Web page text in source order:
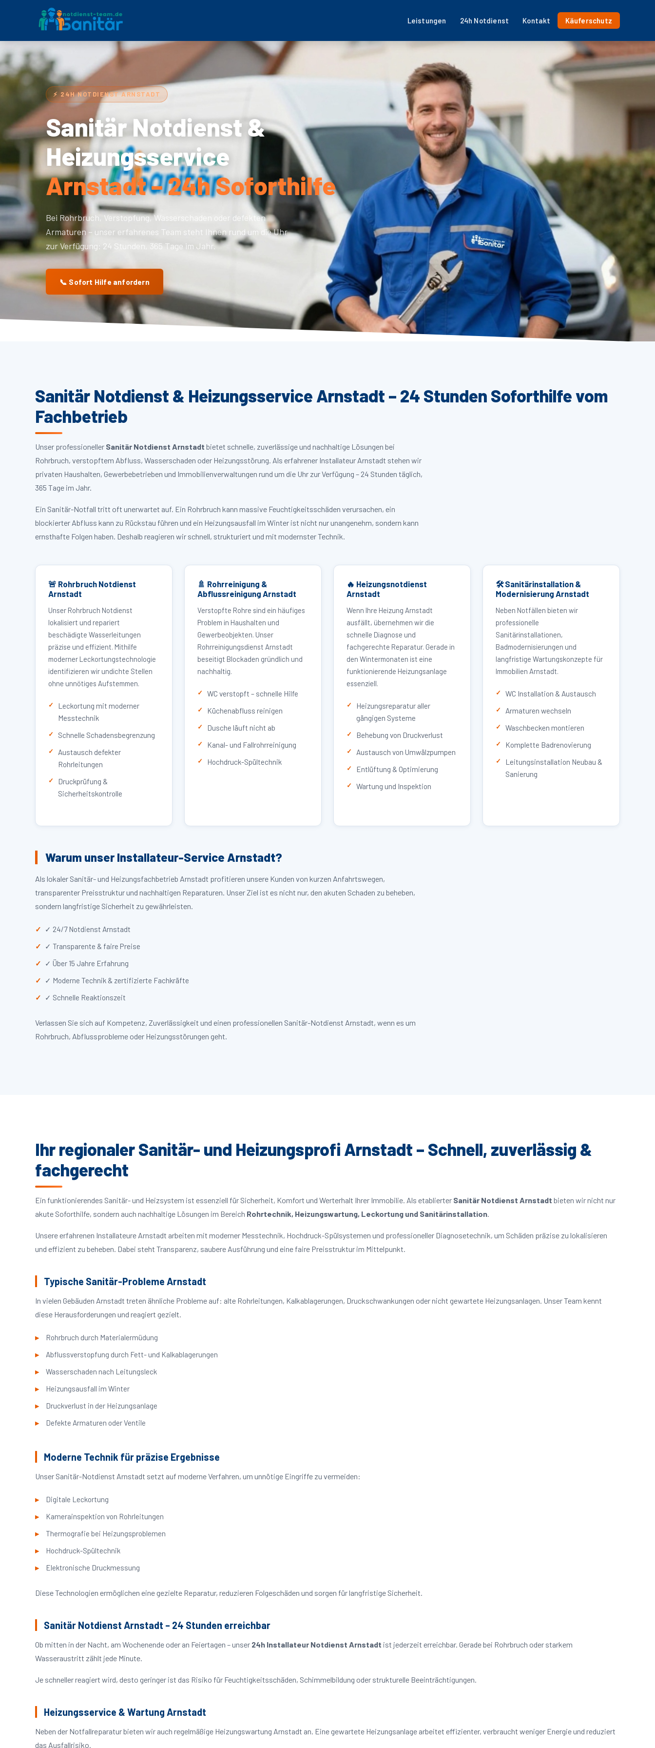
Leistungen 24h Notdienst Kontakt Käuferschutz
⚡ 24H NOTDIENST ARNSTADT
Sanitär Notdienst &
Heizungsservice
Arnstadt – 24h Soforthilfe
Bei Rohrbruch, Verstopfung, Wasserschaden oder defekten
Armaturen – unser erfahrenes Team steht Ihnen rund um die Uhr
zur Verfügung: 24 Stunden, 365 Tage im Jahr.
📞 Sofort Hilfe anfordern
Sanitär Notdienst & Heizungsservice Arnstadt – 24 Stunden Soforthilfe vom
Fachbetrieb
Unser professioneller Sanitär Notdienst Arnstadt bietet schnelle, zuverlässige und nachhaltige Lösungen bei
Rohrbruch, verstopftem Abfluss, Wasserschaden oder Heizungsstörung. Als erfahrener Installateur Arnstadt stehen wir
privaten Haushalten, Gewerbebetrieben und Immobilienverwaltungen rund um die Uhr zur Verfügung – 24 Stunden täglich,
365 Tage im Jahr.
Ein Sanitär-Notfall tritt oft unerwartet auf. Ein Rohrbruch kann massive Feuchtigkeitsschäden verursachen, ein
blockierter Abfluss kann zu Rückstau führen und ein Heizungsausfall im Winter ist nicht nur unangenehm, sondern kann
ernsthafte Folgen haben. Deshalb reagieren wir schnell, strukturiert und mit modernster Technik.
🚨 Rohrbruch Notdienst
Arnstadt
Unser Rohrbruch Notdienst
lokalisiert und repariert
beschädigte Wasserleitungen
präzise und effizient. Mithilfe
moderner Leckortungstechnologie
identifizieren wir undichte Stellen
ohne unnötiges Aufstemmen.
Leckortung mit moderner
Messtechnik
Schnelle Schadensbegrenzung
Austausch defekter
Rohrleitungen
Druckprüfung &
Sicherheitskontrolle
🚿 Rohrreinigung &
Abflussreinigung Arnstadt
Verstopfte Rohre sind ein häufiges
Problem in Haushalten und
Gewerbeobjekten. Unser
Rohrreinigungsdienst Arnstadt
beseitigt Blockaden gründlich und
nachhaltig.
WC verstopft – schnelle Hilfe
Küchenabfluss reinigen
Dusche läuft nicht ab
Kanal- und Fallrohrreinigung
Hochdruck-Spültechnik
🔥 Heizungsnotdienst
Arnstadt
Wenn Ihre Heizung Arnstadt
ausfällt, übernehmen wir die
schnelle Diagnose und
fachgerechte Reparatur. Gerade in
den Wintermonaten ist eine
funktionierende Heizungsanlage
essenziell.
Heizungsreparatur aller
gängigen Systeme
Behebung von Druckverlust
Austausch von Umwälzpumpen
Entlüftung & Optimierung
Wartung und Inspektion
🛠 Sanitärinstallation &
Modernisierung Arnstadt
Neben Notfällen bieten wir
professionelle
Sanitärinstallationen,
Badmodernisierungen und
langfristige Wartungskonzepte für
Immobilien Arnstadt.
WC Installation & Austausch
Armaturen wechseln
Waschbecken montieren
Komplette Badrenovierung
Leitungsinstallation Neubau &
Sanierung
Warum unser Installateur-Service Arnstadt?
Als lokaler Sanitär- und Heizungsfachbetrieb Arnstadt profitieren unsere Kunden von kurzen Anfahrtswegen,
transparenter Preisstruktur und nachhaltigen Reparaturen. Unser Ziel ist es nicht nur, den akuten Schaden zu beheben,
sondern langfristige Sicherheit zu gewährleisten.
✓ 24/7 Notdienst Arnstadt
✓ Transparente & faire Preise
✓ Über 15 Jahre Erfahrung
✓ Moderne Technik & zertifizierte Fachkräfte
✓ Schnelle Reaktionszeit
Verlassen Sie sich auf Kompetenz, Zuverlässigkeit und einen professionellen Sanitär-Notdienst Arnstadt, wenn es um
Rohrbruch, Abflussprobleme oder Heizungsstörungen geht.
Ihr regionaler Sanitär- und Heizungsprofi Arnstadt – Schnell, zuverlässig &
fachgerecht
Ein funktionierendes Sanitär- und Heizsystem ist essenziell für Sicherheit, Komfort und Werterhalt Ihrer Immobilie. Als etablierter Sanitär Notdienst Arnstadt bieten wir nicht nur
akute Soforthilfe, sondern auch nachhaltige Lösungen im Bereich Rohrtechnik, Heizungswartung, Leckortung und Sanitärinstallation.
Unsere erfahrenen Installateure Arnstadt arbeiten mit moderner Messtechnik, Hochdruck-Spülsystemen und professioneller Diagnosetechnik, um Schäden präzise zu lokalisieren
und effizient zu beheben. Dabei steht Transparenz, saubere Ausführung und eine faire Preisstruktur im Mittelpunkt.
Typische Sanitär-Probleme Arnstadt
In vielen Gebäuden Arnstadt treten ähnliche Probleme auf: alte Rohrleitungen, Kalkablagerungen, Druckschwankungen oder nicht gewartete Heizungsanlagen. Unser Team kennt
diese Herausforderungen und reagiert gezielt.
Rohrbruch durch Materialermüdung
Abflussverstopfung durch Fett- und Kalkablagerungen
Wasserschaden nach Leitungsleck
Heizungsausfall im Winter
Druckverlust in der Heizungsanlage
Defekte Armaturen oder Ventile
Moderne Technik für präzise Ergebnisse
Unser Sanitär-Notdienst Arnstadt setzt auf moderne Verfahren, um unnötige Eingriffe zu vermeiden:
Digitale Leckortung
Kamerainspektion von Rohrleitungen
Thermografie bei Heizungsproblemen
Hochdruck-Spültechnik
Elektronische Druckmessung
Diese Technologien ermöglichen eine gezielte Reparatur, reduzieren Folgeschäden und sorgen für langfristige Sicherheit.
Sanitär Notdienst Arnstadt – 24 Stunden erreichbar
Ob mitten in der Nacht, am Wochenende oder an Feiertagen – unser 24h Installateur Notdienst Arnstadt ist jederzeit erreichbar. Gerade bei Rohrbruch oder starkem
Wasseraustritt zählt jede Minute.
Je schneller reagiert wird, desto geringer ist das Risiko für Feuchtigkeitsschäden, Schimmelbildung oder strukturelle Beeinträchtigungen.
Heizungsservice & Wartung Arnstadt
Neben der Notfallreparatur bieten wir auch regelmäßige Heizungswartung Arnstadt an. Eine gewartete Heizungsanlage arbeitet effizienter, verbraucht weniger Energie und reduziert
das Ausfallrisiko.